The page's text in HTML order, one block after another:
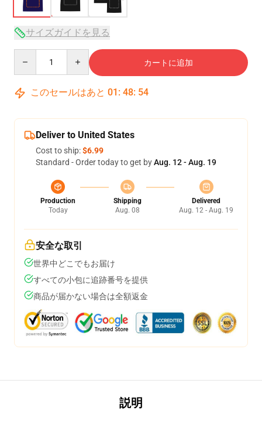
サイズガイドを見る
カートに追加
このセールはあと 01 : 48: 54
Deliver to United States
Cost to ship:$6.99
Standard - Order today to get byAug. 12 - Aug. 19
Production
Today
Shipping
Aug. 08
Delivered
Aug. 12 - Aug. 19
安全な取引
世界中どこでもお届け
すべての小包に追跡番号を提供
商品が届かない場合は全額返金
説明